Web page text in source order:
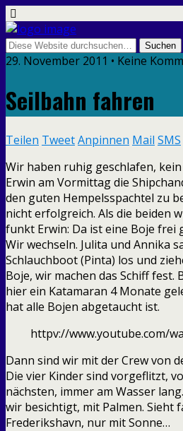
29. November 2011 • Keine
Seilbahn fahren
Teilen TweetAnpinnen Mail SMS
Wir haben ruhig geschlafen,
Erwin am Vormittag die
den guten Hempelsspachtel zu
nicht erfolgreich. Als die beiden
funkt Erwin: Da ist eine Boje frei
Wir wechseln. Julita und Annika
Schlauchboot (Pinta) los und
Boje, wir machen das Schiff fest.
hier ein Katamaran 4 Monate
hat alle Bojen abgetaucht ist.
httpv://www.youtube.com/
Dann sind wir mit der Crew von
Die vier Kinder sind vorgeflitzt,
nächsten, immer am Wasser
wir besichtigt, mit Palmen. Sieht
Frederikshavn, nur mit Sonne…